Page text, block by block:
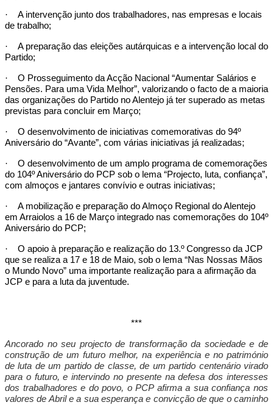
·
A intervenção junto dos trabalhadores, nas empresas e locais
de trabalho;
·
A preparação das eleições autárquicas e a intervenção local do
Partido;
·
O Prosseguimento da Acção Nacional “Aumentar Salários e
Pensões. Para uma Vida Melhor”, valorizando o facto de a maioria
das organizações do Partido no Alentejo já ter superado as metas
previstas para concluir em Março;
·
O desenvolvimento de iniciativas comemorativas do 94º
Aniversário do “Avante”, com várias iniciativas já realizadas;
·
O desenvolvimento de um amplo programa de comemorações
do 104º Aniversário do PCP sob o lema “Projecto, luta, confiança”,
com almoços e jantares convívio e outras iniciativas;
·
A mobilização e preparação do Almoço Regional do Alentejo
em Arraiolos a 16 de Março integrado nas comemorações do 104º
Aniversário do PCP;
·
O apoio à preparação e realização do 13.º Congresso da JCP
que se realiza a 17 e 18 de Maio, sob o lema “Nas Nossas Mãos
o Mundo Novo” uma importante realização para a afirmação da
JCP e para a luta da juventude.
***
Ancorado no seu projecto de transformação da sociedade e de
construção de um futuro melhor, na experiência e no património
de luta de um partido de classe, de um partido centenário virado
para o futuro, e intervindo no presente na defesa dos interesses
dos trabalhadores e do povo, o PCP afirma a sua confiança nos
valores de Abril e a sua esperança e convicção de que o caminho